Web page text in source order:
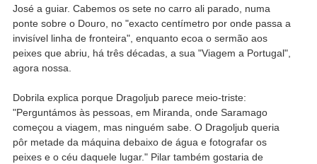
José a guiar. Cabemos os sete no carro ali parado, numa
ponte sobre o Douro, no "exacto centímetro por onde passa a
invisível linha de fronteira", enquanto ecoa o sermão aos
peixes que abriu, há três décadas, a sua "Viagem a Portugal",
agora nossa.
Dobrila explica porque Dragoljub parece meio-triste:
"Perguntámos às pessoas, em Miranda, onde Saramago
começou a viagem, mas ninguém sabe. O Dragoljub queria
pôr metade da máquina debaixo de água e fotografar os
peixes e o céu daquele lugar." Pilar também gostaria de